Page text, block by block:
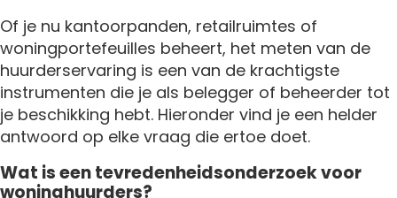
Of je nu kantoorpanden, retailruimtes of
woningportefeuilles beheert, het meten van de
huurderservaring is een van de krachtigste
instrumenten die je als belegger of beheerder tot
je beschikking hebt. Hieronder vind je een helder
antwoord op elke vraag die ertoe doet.
Wat is een tevredenheidsonderzoek voor
woninghuurders?